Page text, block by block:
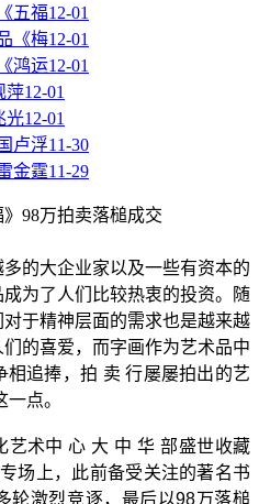
五福12-01
《梅12-01
鸿运12-01
萍12-01
光12-01
卢浮11-30
金霆11-29
98万拍卖落槌成交
的大企业家以及一些有资本的
为了人们比较热衷的投资。随
于精神层面的需求也是越来越
的喜爱，而字画作为艺术品中
追捧，拍 卖 行屡屡拍出的艺
点。
艺术中 心 大 中 华 部盛世收藏
场上，此前备受关注的著名书
轮激烈竞逐，最后以98万落槌